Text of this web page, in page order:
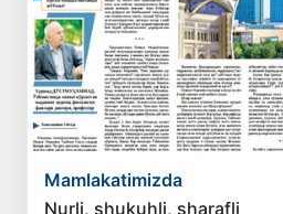
Mamlakatimizda
Nurli, shukuhli, sharafli